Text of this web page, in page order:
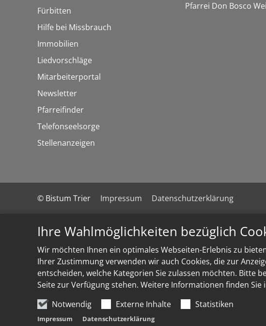
Ihre Wahlmöglichkeiten bezüglich
Wir möchten Ihnen ein optimales Webseiten-Erlebnis zu
Ihrer Zustimmung verwenden wir auch Cookies, die zur
entscheiden, welche Kategorien Sie zulassen möchten. Bitte
Seite zur Verfügung stehen. Weitere Informationen finden Sie
Notwendig
Externe Inhalte Statistiken
Impressum Datenschutzerklärung
Fürbitten
Hilfe bei Missbrauch
Immobilien
Liedvorschläge
Mitarbeiterportal
Newsletter
Pfarreifinder
Telefonseelsorge
Stellenanzeigen
Pfarrei Don Bosco
© Bistum Trier Impressum Datenschutzerklärung